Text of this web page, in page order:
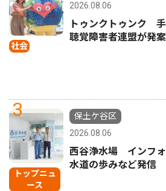
社会
2026.08.06
トゥンクトゥンク
聴覚障害者連盟が発案
3
トップニュ
ース
保土ケ谷区
2026.08.06
西谷浄水場 インフ
水道の歩みなど発信